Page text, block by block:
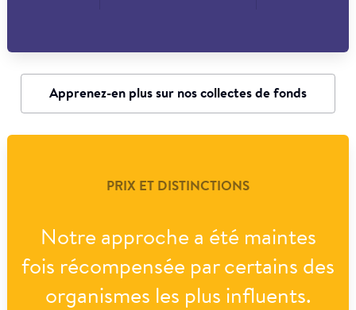
Apprenez-en plus sur nos collectes de fonds
PRIX ET DISTINCTIONS
Notre approche a été maintes
fois récompensée par certains des
organismes les plus influents.